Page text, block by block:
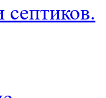
септиков.